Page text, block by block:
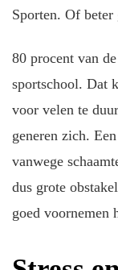
Sporten. Of beter
80 procent van
sportschool. Dat
voor velen te
generen zich.
vanwege
dus grote
goed voornemen